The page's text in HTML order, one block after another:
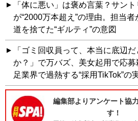
「体に悪い」は褒め言葉？サン
が“2000万本超え”の理由。担当
道を捨てた“ギルティ”の意図
「ゴミ回収員って、本当に底辺
か？」で万バズ、美女起用で応
足業界で過熱する“採用TikTok”の